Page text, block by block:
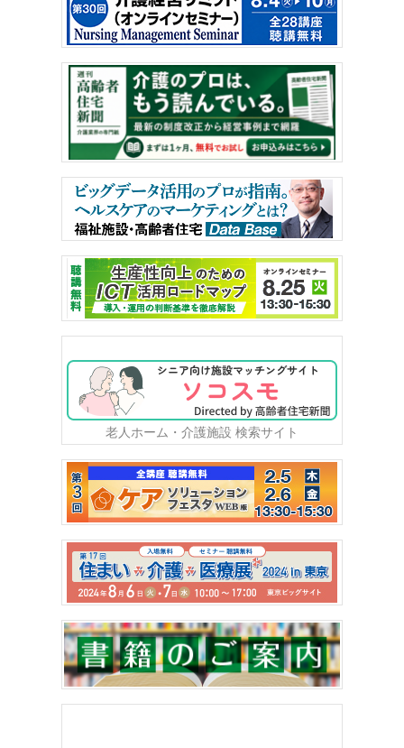
老人ホーム・介護施設 検索サイト